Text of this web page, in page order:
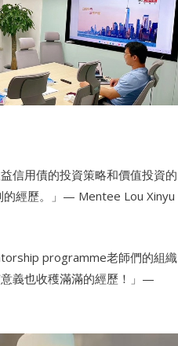
信用債的投資策略和價值投資的
的經歷。」— Mentee Lou Xinyu
programme老師們的組織
義也收穫滿滿的經歷！」—